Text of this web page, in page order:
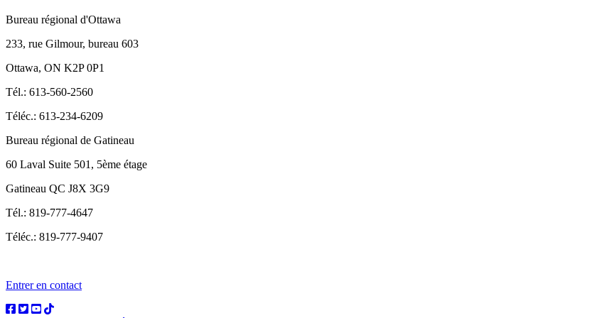
Bureau régional d'Ottawa
233, rue Gilmour, bureau 603
Ottawa, ON K2P 0P1
Tél.: 613-560-2560
Téléc.: 613-234-6209
Bureau régional de Gatineau
60 Laval Suite 501, 5ème étage
Gatineau QC J8X 3G9
Tél.: 819-777-4647
Téléc.: 819-777-9407
Entrer en contact